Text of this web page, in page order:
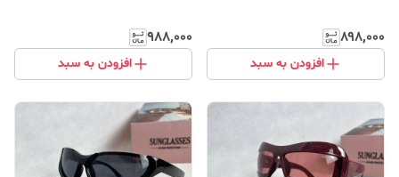
۸۹۸٬۰۰۰
افزودن به سبد
۹۸۸٬۰۰۰
افزودن به سبد